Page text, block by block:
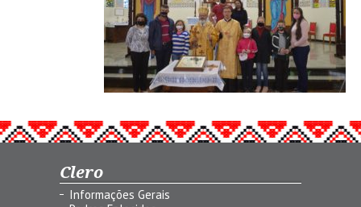
Clero
Informações Gerais